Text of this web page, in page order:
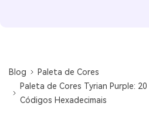
Blog
Paleta de Cores
Paleta de Cores Tyrian Purple:
Códigos Hexadecimais